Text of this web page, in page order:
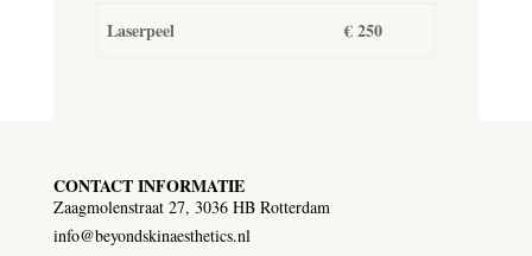
Laserpeel € 250
CONTACT INFORMATIE
Zaagmolenstraat 27, 3036 HB Rotterdam
info@beyondskinaesthetics.nl